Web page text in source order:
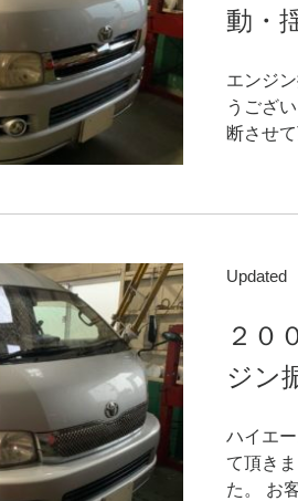
動・
エンジ
うござ
断させ
Updated
２０
ジン
ハイエ
て頂き
た。 お